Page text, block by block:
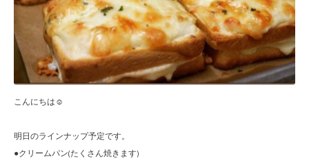
こんにちは☺︎
明日のラインナップ予定です。
●クリームパン(たくさん焼きます)